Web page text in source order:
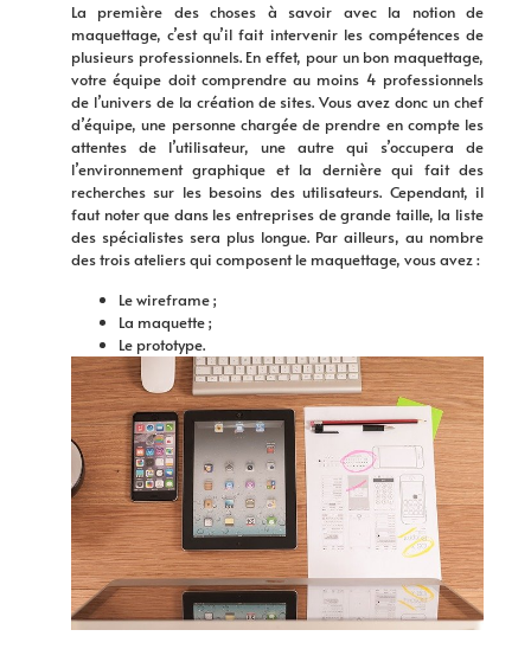
La première des choses à savoir avec la notion de
maquettage, c’est qu’il fait intervenir les compétences de
plusieurs professionnels. En effet, pour un bon maquettage,
votre équipe doit comprendre au moins 4 professionnels
de l’univers de la création de sites. Vous avez donc un chef
d’équipe, une personne chargée de prendre en compte les
attentes de l’utilisateur, une autre qui s’occupera de
l’environnement graphique et la dernière qui fait des
recherches sur les besoins des utilisateurs. Cependant, il
faut noter que dans les entreprises de grande taille, la liste
des spécialistes sera plus longue. Par ailleurs, au nombre
des trois ateliers qui composent le maquettage, vous avez :
Le wireframe ;
La maquette ;
Le prototype.